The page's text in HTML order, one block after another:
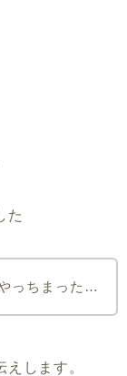
た
っちまった…
します。